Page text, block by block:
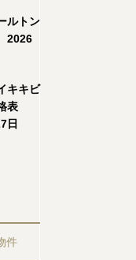
ルトン
2026
キキビ
表
日
件